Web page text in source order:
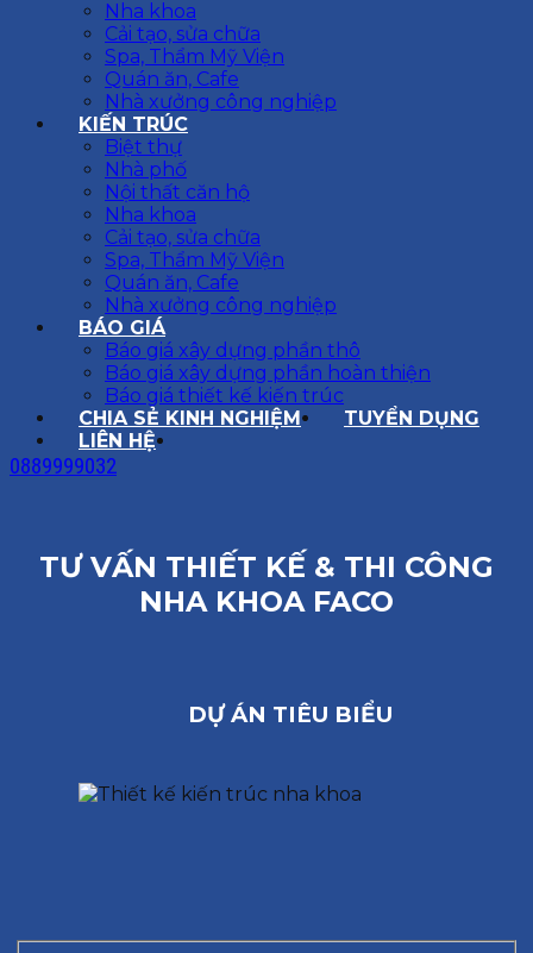
Nha khoa
Cải tạo, sửa chữa
Spa, Thẩm Mỹ Viện
Quán ăn, Cafe
Nhà xưởng công nghiệp
KIẾN TRÚC
Biệt thự
Nhà phố
Nội thất căn hộ
Nha khoa
Cải tạo, sửa chữa
Spa, Thẩm Mỹ Viện
Quán ăn, Cafe
Nhà xưởng công nghiệp
BÁO GIÁ
Báo giá xây dựng phần thô
Báo giá xây dựng phần hoàn thiện
Báo giá thiết kế kiến trúc
CHIA SẺ KINH NGHIỆM
TUYỂN DỤNG
LIÊN HỆ
0889999032
TƯ VẤN THIẾT KẾ & THI CÔNG
NHA KHOA FACO
DỰ ÁN TIÊU BIỂU